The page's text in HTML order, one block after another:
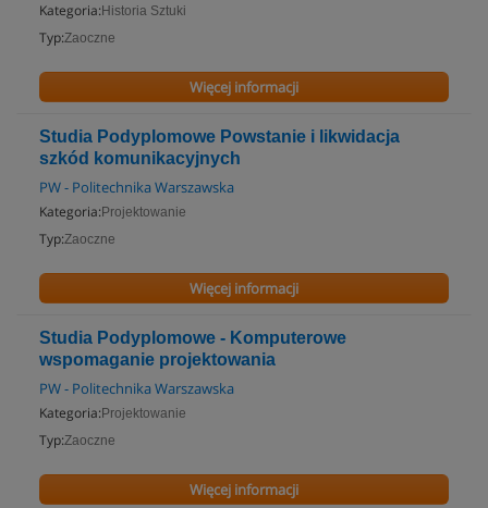
Kategoria: Historia Sztuki
Typ:Zaoczne
Więcej informacji
Studia Podyplomowe Powstanie i likwidacja
szkód komunikacyjnych
PW - Politechnika Warszawska
Kategoria: Projektowanie
Typ:Zaoczne
Więcej informacji
Studia Podyplomowe - Komputerowe
wspomaganie projektowania
PW - Politechnika Warszawska
Kategoria: Projektowanie
Typ:Zaoczne
Więcej informacji